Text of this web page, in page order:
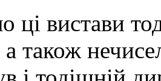
ці вистави
також